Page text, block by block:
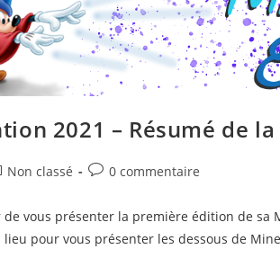
2021 – Résumé de
Non classé
Commentaires
publication :
0 commentaire
vous présenter la première édition de sa
pour vous présenter les dessous de